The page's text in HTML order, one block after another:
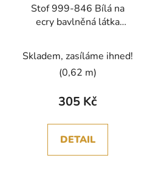
Stof 999-846 Bílá na
ecry bavlněná látka
Skladem, zasíláme ihned!
(0,62 m)
305 Kč
DETAIL